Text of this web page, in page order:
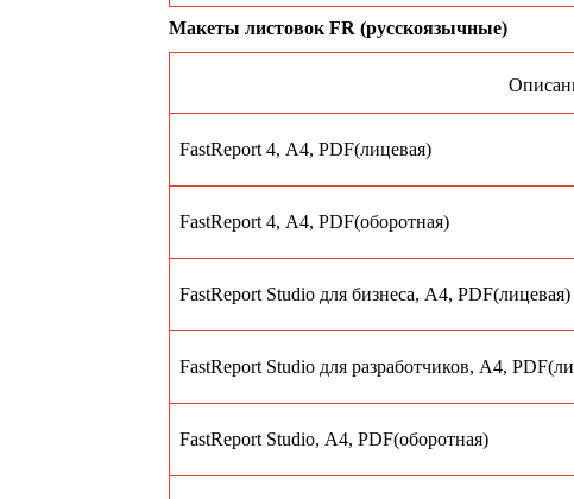
Макеты листовок FR (русскоязычные)
FastReport 4, А4, PDF(лицевая)
FastReport 4, А4, PDF(оборотная)
FastReport Studio для бизнеса, А4, PDF(лицевая)
FastReport Studio для разработчиков, А4,
FastReport Studio, А4, PDF(оборотная)